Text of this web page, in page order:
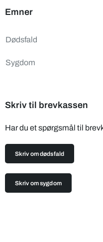
Emner
Dødsfald
Sygdom
Skriv til brevkassen
Har du et spørgsmål til
Skriv om dødsfald
Skriv om sygdom